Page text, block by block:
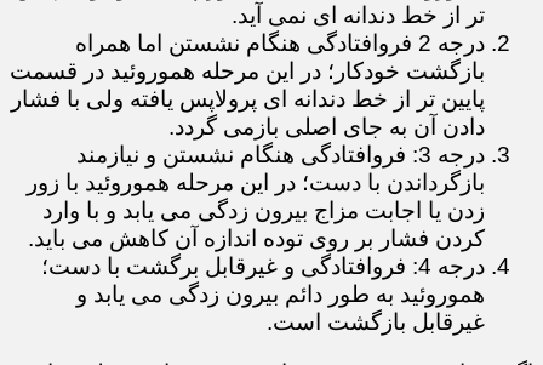
تر از خط دندانه ای نمی آید.
درجه 2 فروافتادگی هنگام نشستن اما همراه
بازگشت خودکار؛ در این مرحله هموروئید در قسمت
پایین تر از خط دندانه ای پرولاپس یافته ولی با فشار
دادن آن به جای اصلی بازمی گردد.
درجه 3: فروافتادگی هنگام نشستن و نیازمند
بازگرداندن با دست؛ در این مرحله هموروئید با زور
زدن یا اجابت مزاج بیرون زدگی می یابد و با وارد
کردن فشار بر روی توده اندازه آن کاهش می باید.
درجه 4: فروافتادگی و غیرقابل برگشت با دست؛
هموروئید به طور دائم بیرون زدگی می یابد و
غیرقابل بازگشت است.